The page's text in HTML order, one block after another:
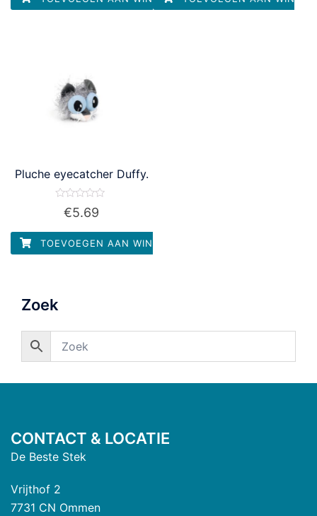
Pluche eyecatcher Duffy.
Waardering
5
€5.69
TOEVOEGEN AAN WINKELWAGEN
Zoek
CONTACT & LOCATIE
De Beste Stek
Vrijthof 2
7731 CN Ommen